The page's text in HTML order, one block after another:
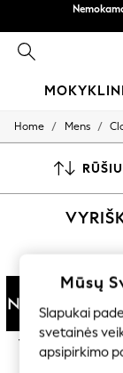
Shoes
Shirts
All
Home / Mens /
Toliau
Mūsų
Slapukai
svetainės
apsipirkimo